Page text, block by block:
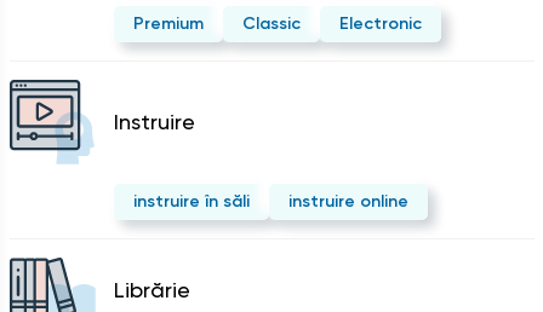
Premium Classic Electronic
Instruire
instruire în săli instruire online
Librărie